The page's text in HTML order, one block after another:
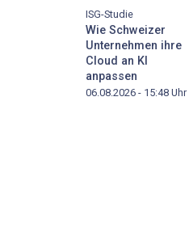
ISG-Studie
Wie Schweizer
Unternehmen ihre
Cloud an KI
anpassen
06.08.2026 - 15:48 Uhr